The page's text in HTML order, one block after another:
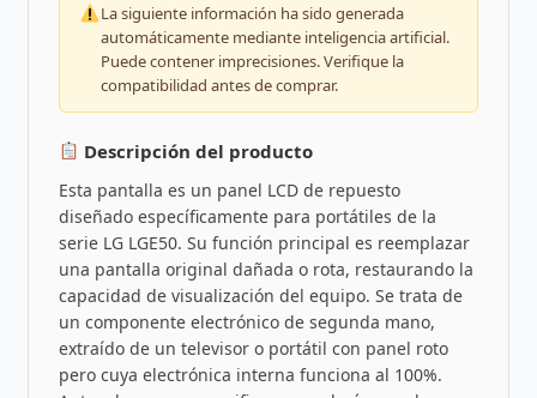
La siguiente información ha sido generada
automáticamente mediante inteligencia artificial.
Puede contener imprecisiones. Verifique la
compatibilidad antes de comprar.
Descripción del producto
Esta pantalla es un panel LCD de repuesto
diseñado específicamente para portátiles de la
serie LG LGE50. Su función principal es reemplazar
una pantalla original dañada o rota, restaurando la
capacidad de visualización del equipo. Se trata de
un componente electrónico de segunda mano,
extraído de un televisor o portátil con panel roto
pero cuya electrónica interna funciona al 100%.